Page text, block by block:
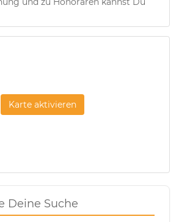
Karte aktivieren
Deine Suche